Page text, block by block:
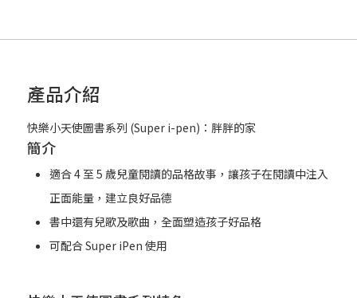
產品介紹
快樂小天使圖書系列 (Super i-pen)：胖胖的家
簡介
適合 4 至 5 歲兒童閱讀的品格故事，讓孩子在閱讀中注入
正面能量，建立良好品德
書中還有兒歌及歌曲，全面塑造孩子好品格
可配合 Super iPen 使用